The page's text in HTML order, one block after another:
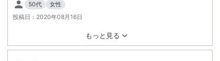
50代
女性
投稿日： 2020年08月16日
もっと見る